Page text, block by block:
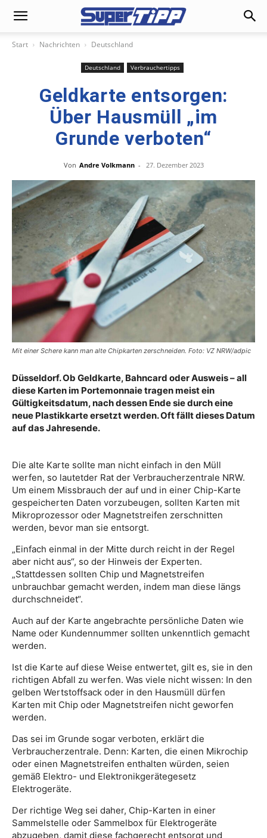
Start Nachrichten Deutschland
Deutschland Verbrauchertipps
Geldkarte entsorgen:
Über Hausmüll „im
Grunde verboten“
Von Andre Volkmann - 27. Dezember 2023
Mit einer Schere kann man alte Chipkarten zerschneiden. Foto: VZ NRW/adpic
Düsseldorf. Ob Geldkarte, Bahncard oder Ausweis – all
diese Karten im Portemonnaie tragen meist ein
Gültigkeitsdatum, nach dessen Ende sie durch eine
neue Plastikkarte ersetzt werden. Oft fällt dieses Datum
auf das Jahresende.
Die alte Karte sollte man nicht einfach in den Müll
werfen, so lautetder Rat der Verbraucherzentrale NRW.
Um einem Missbrauch der auf und in einer Chip-Karte
gespeicherten Daten vorzubeugen, sollten Karten mit
Mikroprozessor oder Magnetstreifen zerschnitten
werden, bevor man sie entsorgt.
„Einfach einmal in der Mitte durch reicht in der Regel
aber nicht aus“, so der Hinweis der Experten.
„Stattdessen sollten Chip und Magnetstreifen
unbrauchbar gemacht werden, indem man diese längs
durchschneidet“.
Auch auf der Karte angebrachte persönliche Daten wie
Name oder Kundennummer sollten unkenntlich gemacht
werden.
Ist die Karte auf diese Weise entwertet, gilt es, sie in den
richtigen Abfall zu werfen. Was viele nicht wissen: In den
gelben Wertstoffsack oder in den Hausmüll dürfen
Karten mit Chip oder Magnetstreifen nicht geworfen
werden.
Das sei im Grunde sogar verboten, erklärt die
Verbraucherzentrale. Denn: Karten, die einen Mikrochip
oder einen Magnetstreifen enthalten würden, seien
gemäß Elektro- und Elektronikgerätegesetz
Elektrogeräte.
Der richtige Weg sei daher, Chip-Karten in einer
Sammelstelle oder Sammelbox für Elektrogeräte
abzugeben, damit diese fachgerecht entsorgt und